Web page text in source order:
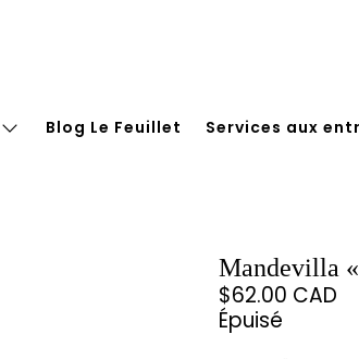
Blog Le Feuillet Services aux
Mandevilla
$62.00 CAD
Épuisé